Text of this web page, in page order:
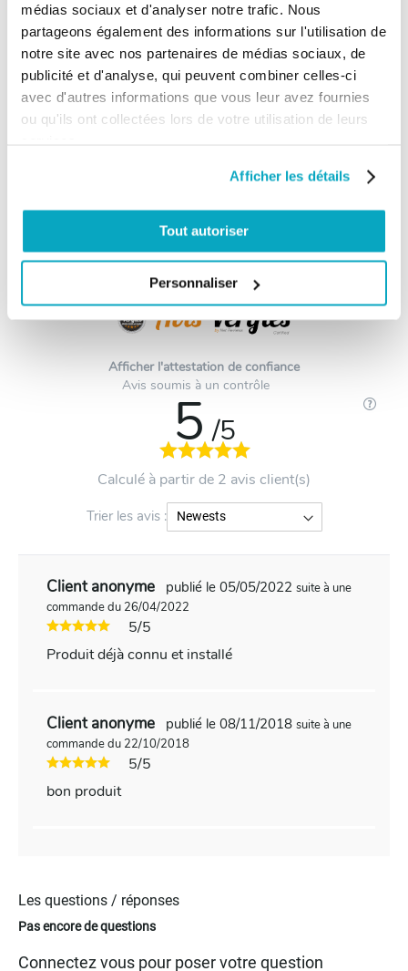
médias sociaux et d'analyser notre trafic. Nous
partageons également des informations sur l'utilisation de
notre site avec nos partenaires de médias sociaux, de
publicité et d'analyse, qui peuvent combiner celles-ci
avec d'autres informations que vous leur avez fournies
ou qu'ils ont collectées lors de votre utilisation de leurs
Afficher les détails
Tout autoriser
Personnaliser
Largeur maximum du
vantail (cm)
400
Poids maximum du Vantail
(Kg)
Les avis clients - 2 avis
Afficher l'attestation de confiance
Avis soumis à un contrôle
5/5
Calculé à partir de 2 avis client(s)
Trier les avis :
Client anonyme publié le 05/05/2022 suite à une
commande du 26/04/2022
5/5
Produit déjà connu et installé
Client anonyme publié le 08/11/2018 suite à une
commande du 22/10/2018
5/5
bon produit
Les questions / réponses
Pas encore de questions
Connectez vous pour poser votre question